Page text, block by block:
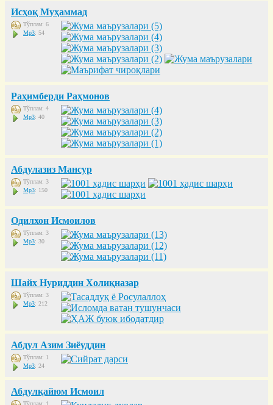
Исҳоқ Муҳаммад
Тўплам: 6
Mp3: 54
Раҳимберди Раҳмонов
Тўплам: 4
Mp3: 40
Абдулазиз Мансур
Тўплам: 3
Mp3: 150
Одилхон Исмоилов
Тўплам: 3
Mp3: 30
Шайх Нуриддин Холиқназар
Тўплам: 3
Mp3: 212
Абдул Азим Зиёуддин
Тўплам: 1
Mp3: 24
Абдулқайюм Исмоил
Тўплам: 1